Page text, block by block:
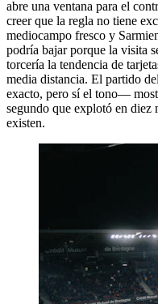
abre una ventana para el
creer que la regla no tiene
mediocampo fresco y
podría bajar porque la visita
torcería la tendencia de
media distancia. El partido
exacto, pero sí el tono—
segundo que explotó en diez
existen.